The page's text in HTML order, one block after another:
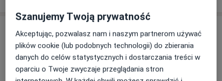
widzenie staje się bardziej naturalne i płynne
zmniejsza się zmęczenie wzroku, szczególnie przy
intensywnej pracy wzrokowej
Rozwiązanie to uwzględnia nie tylko optykę oka,
Usługi i ceny
Konsultacja okulistyczna
Od 250 zł Szczegóły Umów wizytę
Szanujemy Twoją prywatność
Akceptując, pozwalasz nam i naszym partnerom używać
plików cookie (lub podobnych technologii) do zbierania
danych do celów statystycznych i dostarczania treści w
oparciu o Twoje zwyczaje przeglądania stron